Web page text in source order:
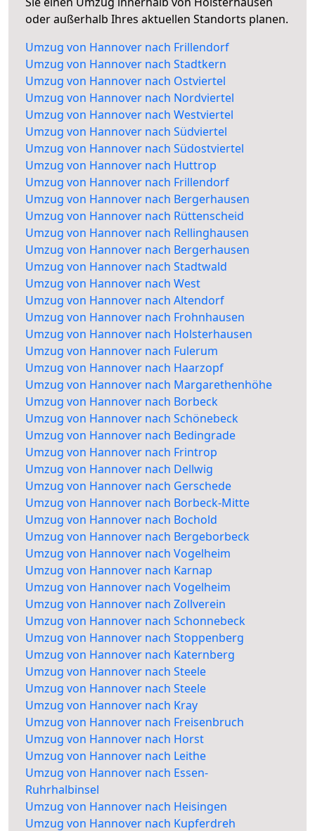
oder außerhalb Ihres aktuellen Standorts planen.
Umzug von Hannover nach Frillendorf
Umzug von Hannover nach Stadtkern
Umzug von Hannover nach Ostviertel
Umzug von Hannover nach Nordviertel
Umzug von Hannover nach Westviertel
Umzug von Hannover nach Südviertel
Umzug von Hannover nach Südostviertel
Umzug von Hannover nach Huttrop
Umzug von Hannover nach Frillendorf
Umzug von Hannover nach Bergerhausen
Umzug von Hannover nach Rüttenscheid
Umzug von Hannover nach Rellinghausen
Umzug von Hannover nach Bergerhausen
Umzug von Hannover nach Stadtwald
Umzug von Hannover nach West
Umzug von Hannover nach Altendorf
Umzug von Hannover nach Frohnhausen
Umzug von Hannover nach Holsterhausen
Umzug von Hannover nach Fulerum
Umzug von Hannover nach Haarzopf
Umzug von Hannover nach Margarethenhöhe
Umzug von Hannover nach Borbeck
Umzug von Hannover nach Schönebeck
Umzug von Hannover nach Bedingrade
Umzug von Hannover nach Frintrop
Umzug von Hannover nach Dellwig
Umzug von Hannover nach Gerschede
Umzug von Hannover nach Borbeck-Mitte
Umzug von Hannover nach Bochold
Umzug von Hannover nach Bergeborbeck
Umzug von Hannover nach Vogelheim
Umzug von Hannover nach Karnap
Umzug von Hannover nach Vogelheim
Umzug von Hannover nach Zollverein
Umzug von Hannover nach Schonnebeck
Umzug von Hannover nach Stoppenberg
Umzug von Hannover nach Katernberg
Umzug von Hannover nach Steele
Umzug von Hannover nach Steele
Umzug von Hannover nach Kray
Umzug von Hannover nach Freisenbruch
Umzug von Hannover nach Horst
Umzug von Hannover nach Leithe
Umzug von Hannover nach Essen-
Ruhrhalbinsel
Umzug von Hannover nach Heisingen
Umzug von Hannover nach Kupferdreh